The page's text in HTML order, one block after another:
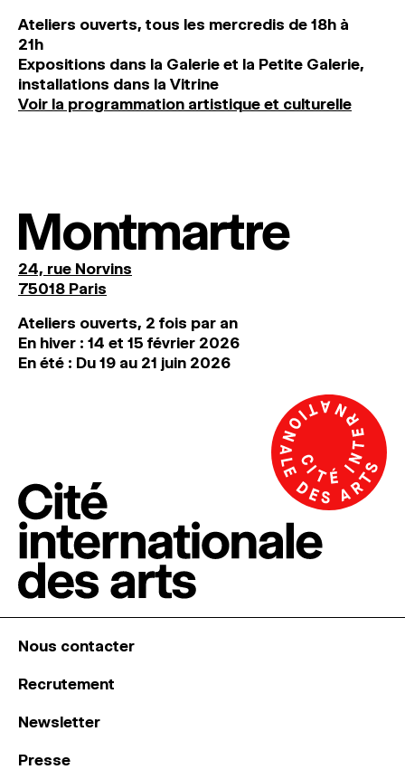
Ateliers ouverts, tous les mercredis de 18h à
21h
Expositions dans la Galerie et la Petite Galerie,
installations dans la Vitrine
Voir la programmation artistique et culturelle
Montmartre
24, rue Norvins
75018 Paris
Ateliers ouverts, 2 fois par an
En hiver : 14 et 15 février 2026
En été : Du 19 au 21 juin 2026
Nous contacter
Recrutement
Newsletter
Presse